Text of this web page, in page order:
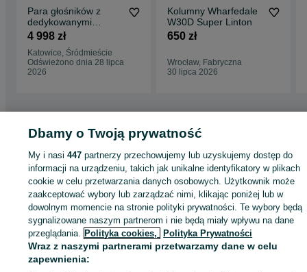
Para głośników z
dedykowanymi
podstawami
walnut - nowe - 5 lat
gwarancji
4 998 zł
Katowice, Śródmieście
Odświeżono dnia 28 lipca
2026
Kolumny Wharfedale
W30D Super Linton
650 zł
Wrocław, Fabryczna
30 lipca 2026
Strona główna Elektronika Sprzęt audio Głośniki i kolumny
KATEGORIA
ID:663340684 Wyświetlenia:
Zadzwoń / SMS
Dbamy o Twoją prywatność
My i nasi447 partnerzy przechowujemy lub uzyskujemy dostęp do
informacji na urządzeniu, takich jak unikalne identyfikatory w plikach
cookie w celu przetwarzania danych osobowych. Użytkownik może
zaakceptować wybory lub zarządzać nimi, klikając poniżej lub w
dowolnym momencie na stronie polityki prywatności. Te wybory będą
sygnalizowane naszym partnerom i nie będą miały wpływu na dane
przeglądania. Polityka cookies, Polityka Prywatności
Wraz z naszymi partnerami przetwarzamy dane w celu
zapewnienia: